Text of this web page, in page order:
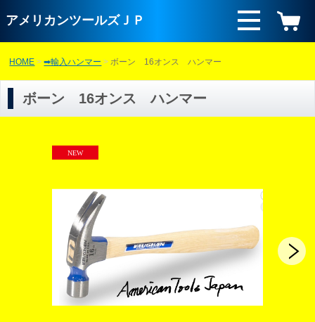
アメリカンツールズＪＰ
HOME ➡輸入ハンマー ボーン 16オンス ハンマー
ボーン 16オンス ハンマー